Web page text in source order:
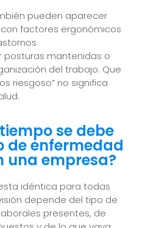
pueden aparecer
factores ergonómicos
posturas mantenidas o
del trabajo. Que
riesgoso” no significa
se debe
de enfermedad
una empresa?
idéntica para todas
depende del tipo de
presentes, de